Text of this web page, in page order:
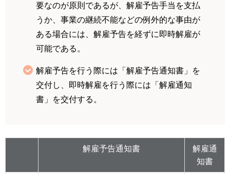
要なのが原則であるが、解雇予告手当を支払
うか、事業の継続不能などの例外的な事由が
ある場合には、解雇予告を経ずに即時解雇が
可能である。
解雇予告を行う際には「解雇予告通知書」を
交付し、即時解雇を行う際には「解雇通知
書」を交付する。
解雇予告通知書
解雇通
知書